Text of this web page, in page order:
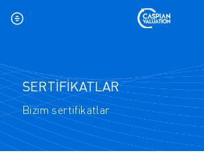
SERTİFİKATLAR
Bizim sertifikatlar